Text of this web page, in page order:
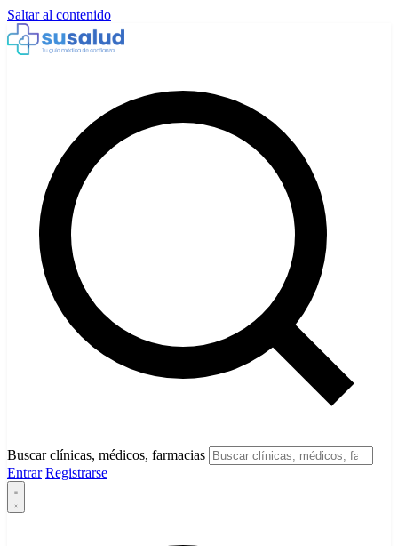
Saltar al contenido
Buscar clínicas, médicos, farmacias
Entrar Registrarse